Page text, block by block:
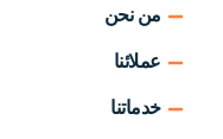
من نحن
عملائنا
خدماتنا